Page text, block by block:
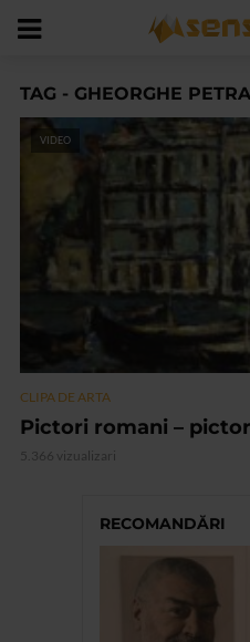
TAG - GHEORGHE
VIDEO
CLIPA DE ARTA
Pictori romani –
5.366 vizualizari
RECOMANDĂRI